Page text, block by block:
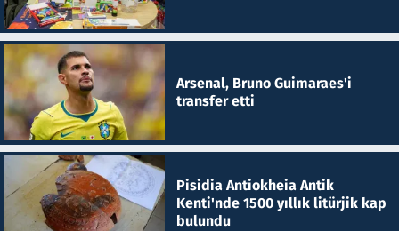
Arsenal, Bruno Guimaraes'i
transfer etti
Pisidia Antiokheia Antik
Kenti'nde 1500 yıllık litürjik kap
bulundu